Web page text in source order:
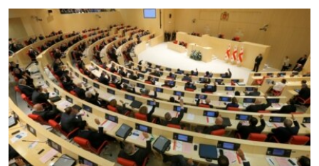
ՏԱՐԱԾԱՇՐՋԱՆ
ՄԻՋԱԶԳԱՅԻՆ
ՄՇԱԿՈՒՅԹ
ՍՊՈՐՏ
ՄԵԿՆԱԲԱՆՈՒԹՅՈՒՆ
ՏՏ ԵՒ ԻՆՏԵՐՆԵՏ
ԿՈՐՈՆԱՎԻՐՈՒՍ